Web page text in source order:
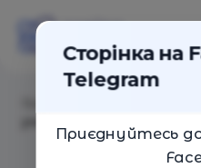
Сторінка на
Telegram
Приєднуйтесь